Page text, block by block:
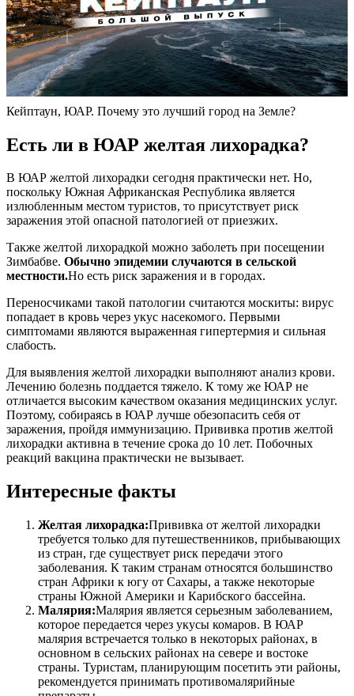
Кейптаун, ЮАР. Почему это лучший город на Земле?
Есть ли в ЮАР желтая лихорадка?
В ЮАР желтой лихорадки сегодня практически нет. Но,
поскольку Южная Африканская Республика является
излюбленным местом туристов, то присутствует риск
заражения этой опасной патологией от приезжих.
Также желтой лихорадкой можно заболеть при посещении
Зимбабве. Обычно эпидемии случаются в сельской
местности.Но есть риск заражения и в городах.
Переносчиками такой патологии считаются москиты: вирус
попадает в кровь через укус насекомого. Первыми
симптомами являются выраженная гипертермия и сильная
слабость.
Для выявления желтой лихорадки выполняют анализ крови.
Лечению болезнь поддается тяжело. К тому же ЮАР не
отличается высоким качеством оказания медицинских услуг.
Поэтому, собираясь в ЮАР лучше обезопасить себя от
заражения, пройдя иммунизацию. Прививка против желтой
лихорадки активна в течение срока до 10 лет. Побочных
реакций вакцина практически не вызывает.
Интересные факты
Желтая лихорадка:Прививка от желтой лихорадки
требуется только для путешественников, прибывающих
из стран, где существует риск передачи этого
заболевания. К таким странам относятся большинство
стран Африки к югу от Сахары, а также некоторые
страны Южной Америки и Карибского бассейна.
Малярия:Малярия является серьезным заболеванием,
которое передается через укусы комаров. В ЮАР
малярия встречается только в некоторых районах, в
основном в сельских районах на севере и востоке
страны. Туристам, планирующим посетить эти районы,
рекомендуется принимать противомалярийные